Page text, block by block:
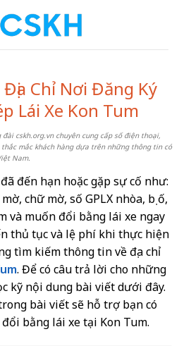
Chỉ Nơi Đăng Ký
Lái Xe Kon Tum
cskh.org.vn chuyên cung cấp số điện thoại,
mắc khách hàng dựa trên những thông tin có
Nam.
đến hạn hoặc gặp sự cố như:
chữ mờ, số GPLX nhòa, bị ố,
và muốn đổi bằng lái xe ngay
thủ tục và lệ phí khi thực hiện
tìm kiếm thông tin về địa chỉ
. Để có câu trả lời cho những
kỹ nội dung bài viết dưới đây.
bài viết sẽ hỗ trợ bạn có
bằng lái xe tại Kon Tum.